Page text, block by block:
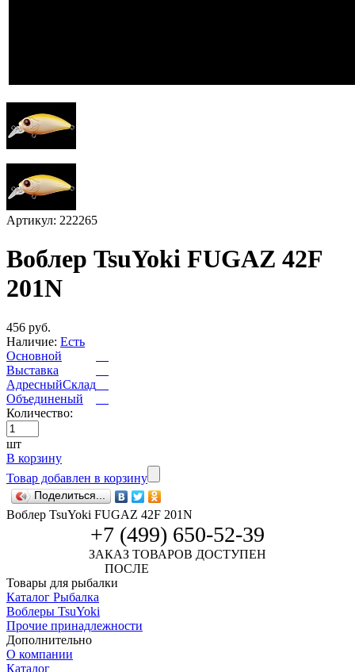
Артикул: 222265
Воблер TsuYoki FUGAZ 42F
201N
456 руб.
Наличие: Есть
Основной
Выставка
АдресныйСклад
Объединеный
Количество:
шт
В корзину
Товар добавлен в корзину
Поделиться...
Воблер TsuYoki FUGAZ 42F 201N
+7 (499) 650-52-39
ЗАКАЗ ТОВАРОВ ДОСТУПЕН
ПОСЛЕ
Товары для рыбалки
Каталог Рыбалка
Воблеры TsuYoki
Прочие принадлежности
Дополнительно
О компании
Каталог